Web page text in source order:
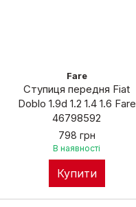
Fare
Ступиця передня Fiat
Doblo 1.9d 1.2 1.4 1.6 Fare
46798592
798 грн
В наявності
Купити